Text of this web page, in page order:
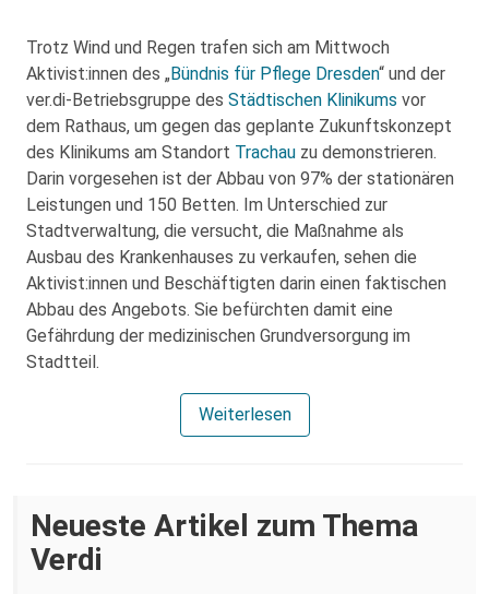
Trotz Wind und Regen trafen sich am Mittwoch
Aktivist:innen des „Bündnis für Pflege Dresden“ und der
ver.di-Betriebsgruppe des Städtischen Klinikums vor
dem Rathaus, um gegen das geplante Zukunftskonzept
des Klinikums am Standort Trachau zu demonstrieren.
Darin vorgesehen ist der Abbau von 97% der stationären
Leistungen und 150 Betten. Im Unterschied zur
Stadtverwaltung, die versucht, die Maßnahme als
Ausbau des Krankenhauses zu verkaufen, sehen die
Aktivist:innen und Beschäftigten darin einen faktischen
Abbau des Angebots. Sie befürchten damit eine
Gefährdung der medizinischen Grundversorgung im
Stadtteil.
Weiterlesen
Neueste Artikel zum Thema
Verdi